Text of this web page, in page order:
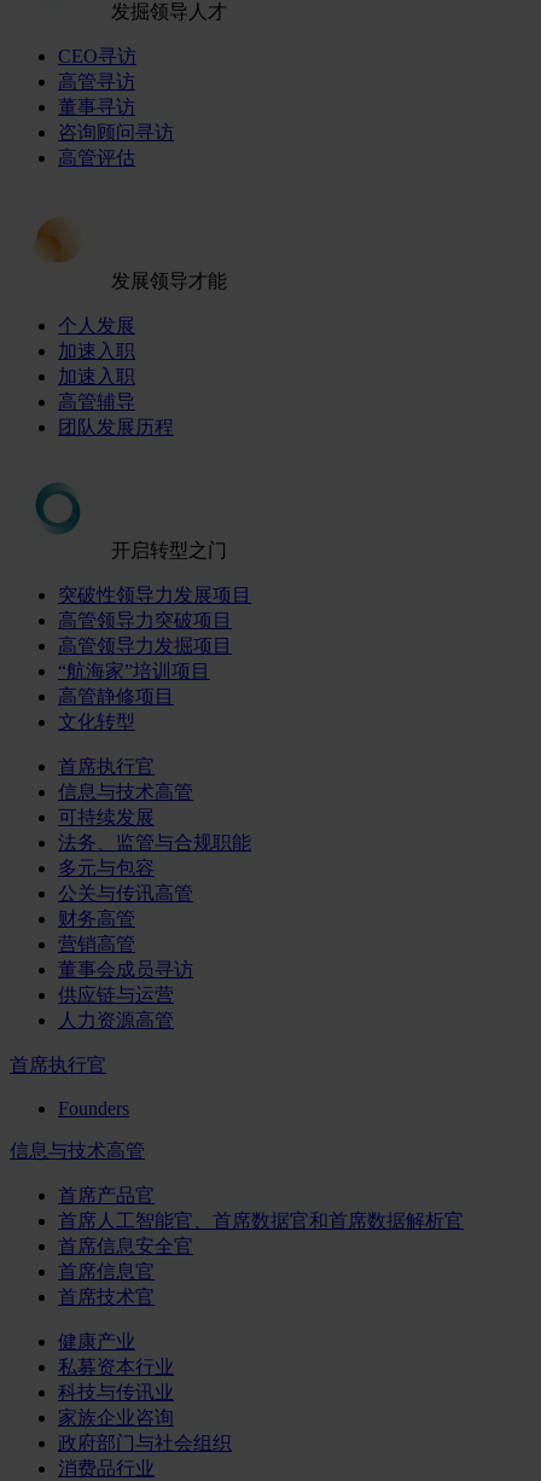
发掘领导人才
CEO寻访
高管寻访
董事寻访
咨询顾问寻访
高管评估
发展领导才能
个人发展
加速入职
加速入职
高管辅导
团队发展历程
开启转型之门
突破性领导力发展项目
高管领导力突破项目
高管领导力发掘项目
“航海家”培训项目
高管静修项目
文化转型
首席执行官
信息与技术高管
可持续发展
法务、监管与合规职能
多元与包容
公关与传讯高管
财务高管
营销高管
董事会成员寻访
供应链与运营
人力资源高管
首席执行官
Founders
信息与技术高管
首席产品官
首席人工智能官、首席数据官和首席数据解析官
首席信息安全官
首席信息官
首席技术官
健康产业
私募资本行业
科技与传讯业
家族企业咨询
政府部门与社会组织
消费品行业